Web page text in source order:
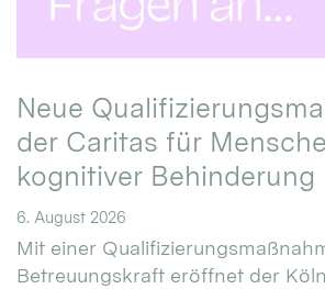
Neue
der Caritas für
kognitiver Behinderung
6. August 2026
Mit einer
Betreuungskraft eröffnet der